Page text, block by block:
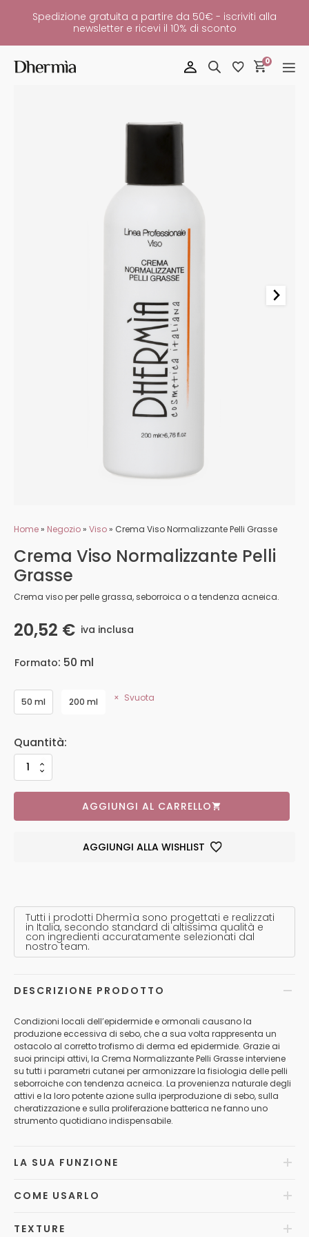
Spedizione gratuita a partire da 50€ - iscriviti alla
newsletter e ricevi il 10% di sconto
0
Home» Negozio» Viso» Crema Viso Normalizzante Pelli Grasse
Crema Viso Normalizzante Pelli
Grasse
Crema viso per pelle grassa, seborroica o a tendenza acneica.
20,52 € iva inclusa
Formato: 50 ml
50 ml 200 ml Svuota
AGGIUNGI AL CARRELLO
AGGIUNGI ALLA WISHLIST
Tutti i prodotti Dhermìa sono progettati e realizzati
in Italia, secondo standard di altissima qualità e
con ingredienti accuratamente selezionati dal
nostro team.
DESCRIZIONE PRODOTTO
Condizioni locali dell’epidermide e ormonali causano la
produzione eccessiva di sebo, che a sua volta rappresenta un
ostacolo al corretto trofismo di derma ed epidermide. Grazie ai
suoi principi attivi, la Crema Normalizzante Pelli Grasse interviene
su tutti i parametri cutanei per armonizzare la fisiologia delle pelli
seborroiche con tendenza acneica. La provenienza naturale degli
attivi e la loro potente azione sulla iperproduzione di sebo, sulla
cheratizzazione e sulla proliferazione batterica ne fanno uno
strumento quotidiano indispensabile.
LA SUA FUNZIONE
COME USARLO
TEXTURE